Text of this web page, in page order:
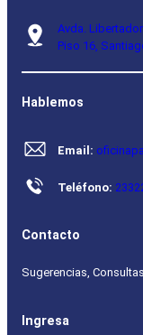
Avda.
Piso 16,
Hablemos
Email:
Teléfono:
Contacto
Sugerencias,
Ingresa